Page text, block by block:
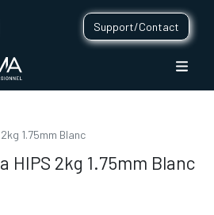
Support/Contact
1.75mm Blanc
HIPS 2kg 1.75mm Blanc